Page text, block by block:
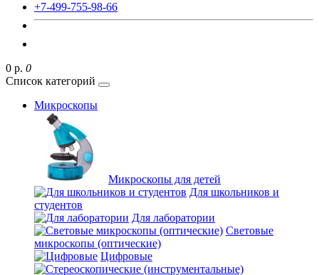
+7-499-755-98-66
0 р. 0
Список категорий
Микроскопы
Микроскопы для детей
Для школьников и
студентов
Для лаборатории
Световые
микроскопы (оптические)
Цифровые